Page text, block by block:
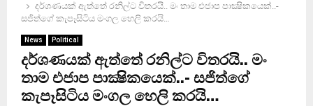
දර්ශණයක් ඇත්තේ රනිල්ට විතරයි.. මං තාම එජාප පාක්‍ෂිකයෙක්..-
සජිත්ගේ කැපෑසිටිය මංගල හෙලි කරයි…
News Political
දර්ශණයක් ඇත්තේ රනිල්ට විතරයි.. මං
තාම එජාප පාක්‍ෂිකයෙක්..- සජිත්ගේ
කැපෑසිටිය මංගල හෙලි කරයි…